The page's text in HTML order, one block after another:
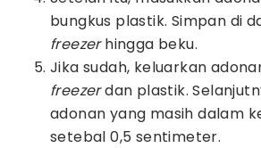
bungkus plastik. Simpan di
freezerhingga beku.
Jika sudah, keluarkan
freezerdan plastik.
adonan yang masih dalam
setebal 0,5 sentimeter.